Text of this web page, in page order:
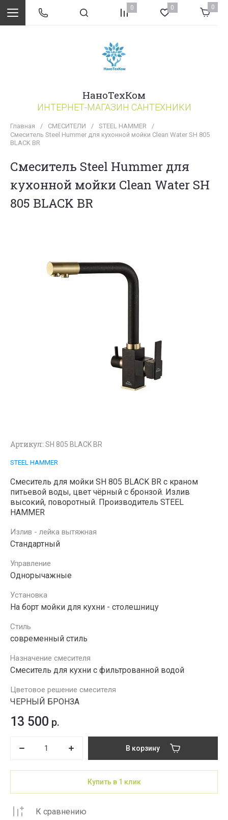
0 0 0
НаноТехКом
ИНТЕРНЕТ-МАГАЗИН САНТЕХНИКИ
Главная / СМЕСИТЕЛИ / STEEL HAMMER
/
Смеситель Steel Hummer для кухонной мойки Clean Water SH 805
BLACK BR
Смеситель Steel Hummer для
кухонной мойки Clean Water SH
805 BLACK BR
Артикул: SH 805 BLACK BR
STEEL HAMMER
Смеситель для мойки SH 805 BLACK BR с краном
питьевой воды, цвет чёрный с бронзой. Излив
высокий, поворотный. Производитель STEEL
HAMMER
Излив - лейка вытяжная
Стандартный
Управление
Однорычажные
Установка
На борт мойки для кухни - столешницу
Стиль
современный стиль
Назначение смесителя
Смеситель для кухни с фильтрованной водой
Цветовое решение смесителя
ЧЕРНЫЙ БРОНЗА
13 500 р.
В корзину
Купить в 1 клик
К сравнению